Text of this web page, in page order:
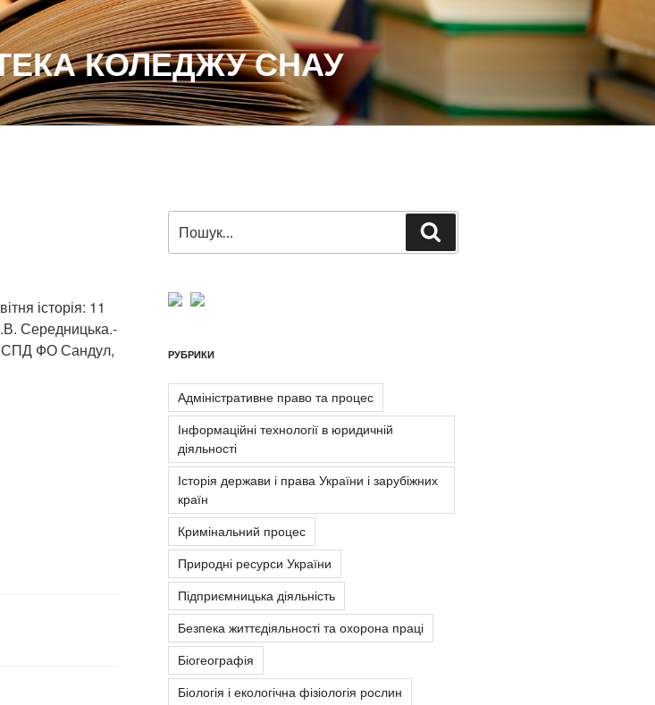
КОЛЕДЖУ СНАУ
історія: 11
Середницька.-
СПД ФО Сандул,
за
запитом:
РУБРИКИ
Адміністративне право та процес
Інформаційні технології в юридичній
діяльності
Історія держави і права України і зарубіжних
країн
Кримінальний процес
Природні ресурси України
Підприємницька діяльність
Безпека життєдіяльності та охорона праці
Біогеографія
Біологія і екологічна фізіологія рослин